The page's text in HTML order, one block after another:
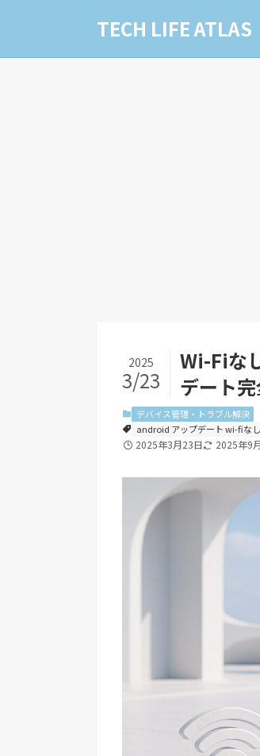
TECH LIFE ATLAS
Wi-Fiな
デート
2025
3/23
デバイス管理・トラブル解決
android アップデート wi-fiなし
2025年3月23日 2025年9